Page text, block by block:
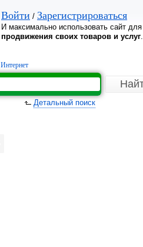
Войти / Зарегистрироваться
И максимально использовать сайт для
продвижения своих товаров и услуг.
Интернет
Детальный поиск